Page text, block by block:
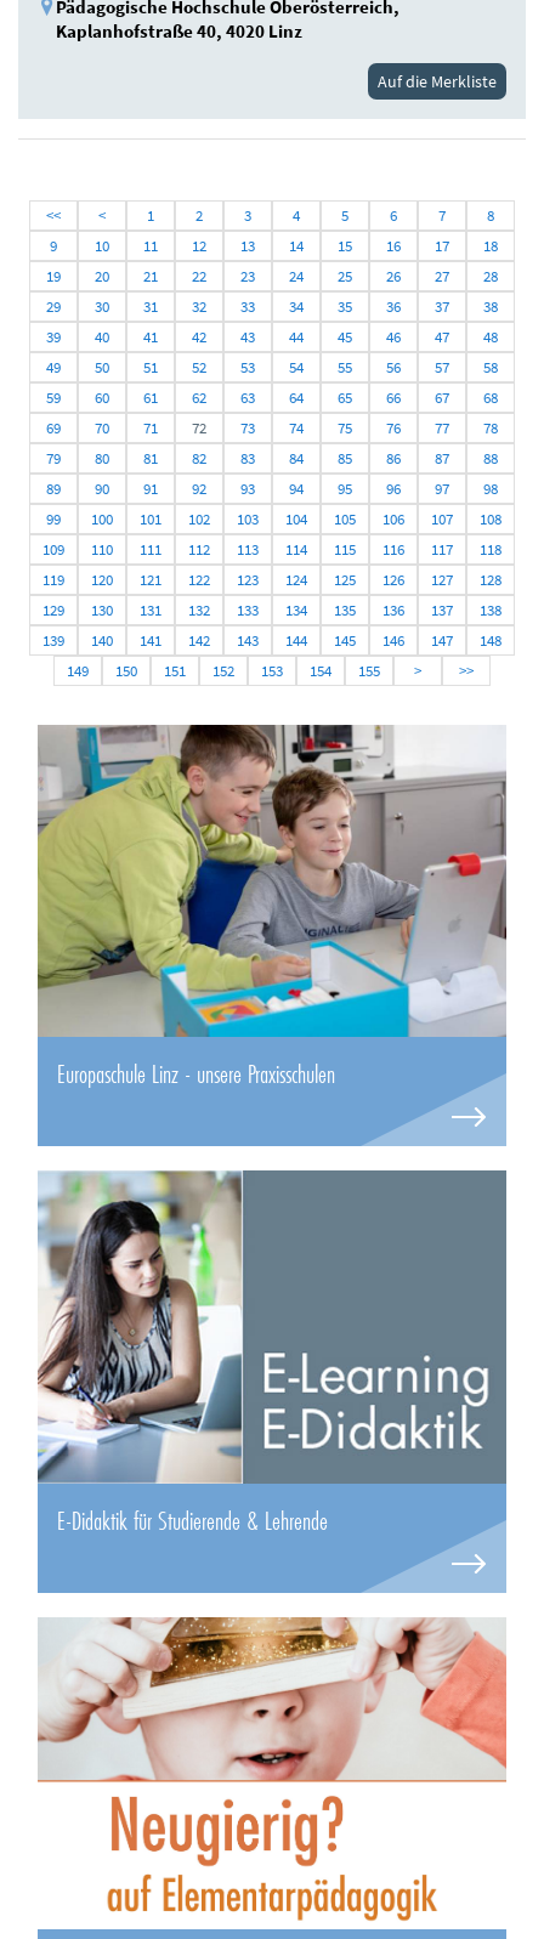
Pädagogische Hochschule Oberösterreich,
Kaplanhofstraße 40, 4020 Linz
Auf die Merkliste
<< < 1 2 3 4 5 6 7
8
9
10 11 12 13 14 15 16 17
18
19
20 21 22 23 24 25 26 27
28
29
30 31 32 33 34 35 36 37
38
39
40 41 42 43 44 45 46 47
48
49
50 51 52 53 54 55 56 57
58
59
60 61 62 63 64 65 66 67
68
69
70 71 72 73 74 75 76 77
78
79
80 81 82 83 84 85 86 87
88
89
90 91 92 93 94 95 96 97
98
99
100 101 102 103 104 105 106 107
108
109
110 111 112 113 114 115 116 117
118
119
120 121 122 123 124 125 126 127
128
129
130 131 132 133 134 135 136 137
138
139
140 141 142 143 144 145 146 147
148
149
150 151 152 153 154 155 > >>
Europaschule Linz - unsere Praxisschulen
E-Didaktik für Studierende & Lehrende